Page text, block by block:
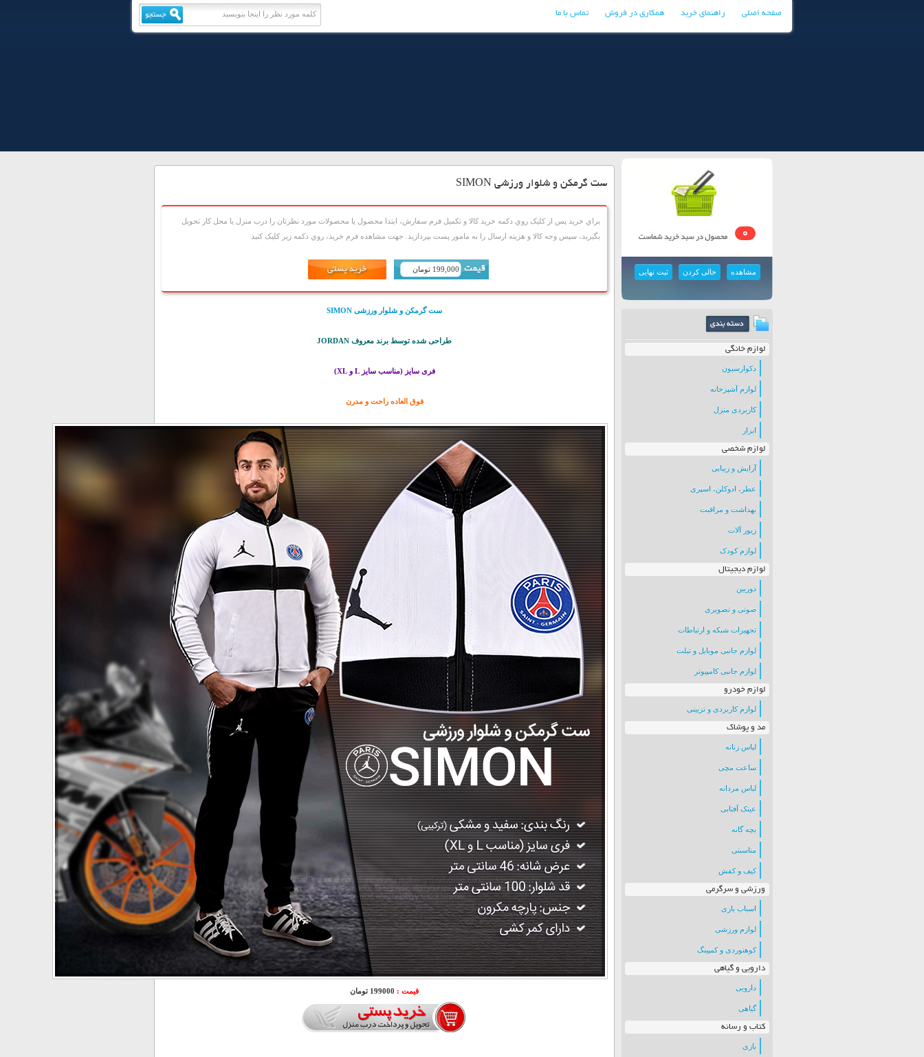
صفحه اصلی راهنمای خرید همکاری در فروش تماس با ما
0
مشاهده خالی کردن ثبت نهایی
لوازم خانگی
دکوارسیون
لوازم آشپزخانه
کاربردی منزل
ابزار
لوازم شخصی
آرایش و زیبایی
عطر، ادوکلن، اسپری
بهداشت و مراقبت
زیور آلات
لوازم کودک
لوازم دیجیتال
دوربین
صوتی و تصویری
تجهیزات شبکه و ارتباطات
لوازم جانبی موبایل و تبلت
لوازم جانبی کامپیوتر
لوازم خودرو
لوازم کاربردی و تزیینی
مد و پوشاک
لباس زنانه
ساعت مچی
لباس مردانه
عینک آفتابی
بچه گانه
مناسبتی
کیف و کفش
ورزشی و سرگرمی
اسباب بازی
لوازم ورزشی
کوهنوردی و کمپینگ
دارویی و گیاهی
دارویی
گیاهی
کتاب و رسانه
بازی
ست گرمکن و شلوار ورزشی SIMON
براي خريد پس از کليک روي دکمه خريد کالا و تکميل فرم سفارش، ابتدا محصول يا محصولات مورد نظرتان را درب منزل يا محل کار تحويل
بگيريد، سپس وجه کالا و هزينه ارسال را به مامور پست بپردازيد. جهت مشاهده فرم خريد، روي دکمه زير کليک کنيد
199,000 تومان
ست گرمکن و شلوار ورزشی SIMON
طراحی شده توسط برند معروف JORDAN
فری سایز (مناسب سایز L و XL)
فوق العاده راحت و مدرن
قیمت : 199000 تومان